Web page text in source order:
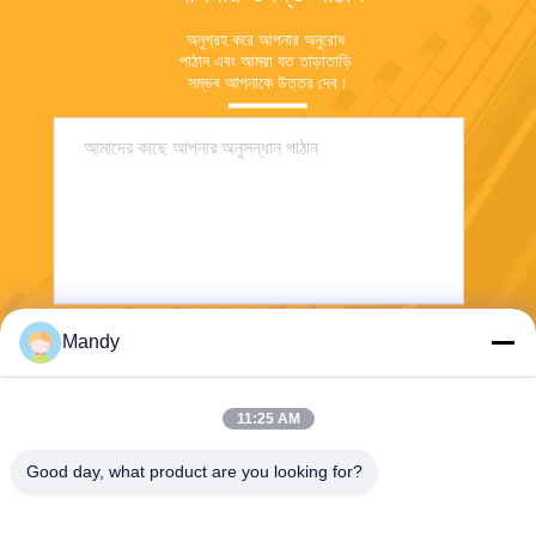
অনুগ্রহ করে আপনার অনুরোধ
পাঠান এবং আমরা যত তাড়াতাড়ি
সম্ভব আপনাকে উত্তর দেব।
Mandy
11:25 AM
Good day, what product are you looking for?